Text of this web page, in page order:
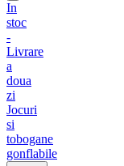
In
stoc
-
Livrare
a
doua
zi
Jocuri
si
tobogane
gonflabile